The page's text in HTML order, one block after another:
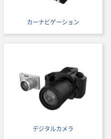
カーナビゲーション
デジタルカメラ